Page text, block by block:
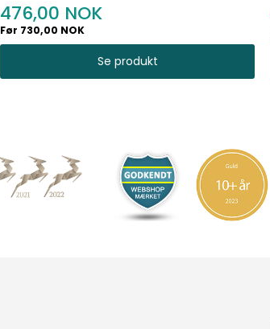
476,00
Før 730,00 NOK
Se produkt